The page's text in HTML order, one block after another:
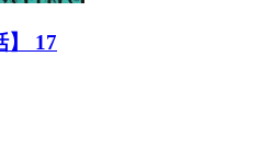
】 17